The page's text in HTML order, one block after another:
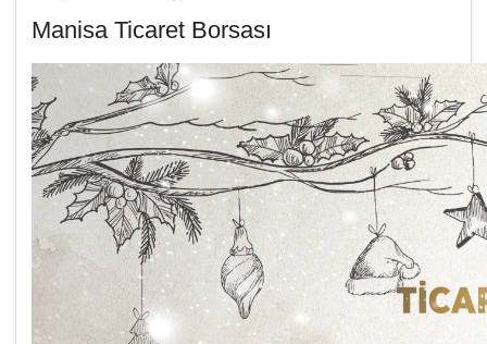
Manisa Ticaret Borsası